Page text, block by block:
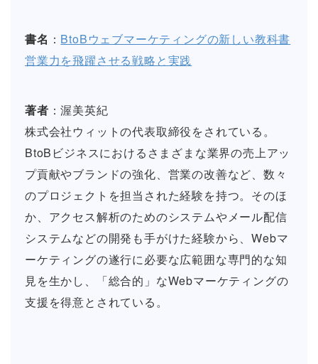
書名 ： BtoBウェブマーケティングの新しい教科書
営業力を飛躍させる戦略と実践
著者 ：渥美英紀
株式会社ウィットの代表取締役をされている。
BtoBビジネスにおけるさまざまな業界の売上アッ
プ貢献やブランドの強化、営業の改善など、数々
のプロジェクトを担当された経験を持つ。そのほ
か、アクセス解析のためのシステムやメール配信
システムなどの開発も手がけた経験から、Webマ
ーケティングの遂行に必要な広範囲な専門的な知
見を生かし、「総合的」なWebマーケティングの
支援を得意とされている。